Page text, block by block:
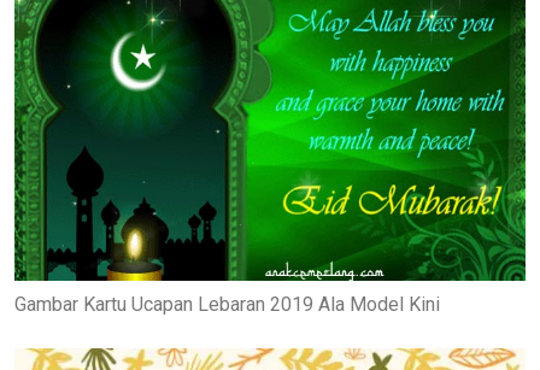
Gambar Kartu Ucapan Lebaran 2019 Ala Model Kini